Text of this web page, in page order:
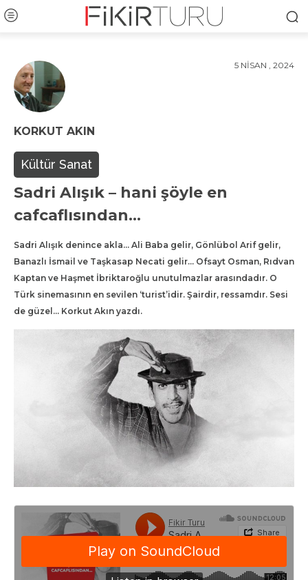
5 NISAN , 2024
KORKUT AKIN
Kültür Sanat
Sadri Alışık – hani şöyle en
cafcaflısından…
Sadri Alışık denince akla… Ali Baba gelir, Gönlübol Arif gelir,
Banazlı İsmail ve Taşkasap Necati gelir… Ofsayt Osman, Rıdvan
Kaptan ve Haşmet İbriktaroğlu unutulmazlar arasındadır. O
Türk sinemasının en sevilen ‘turist’idir. Şairdir, ressamdır. Sesi
de güzel… Korkut Akın yazdı.